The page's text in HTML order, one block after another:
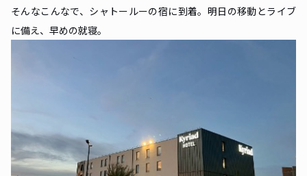
そんなこんなで、シャトールーの宿に到着。明日の移動とライブ
に備え、早めの就寝。